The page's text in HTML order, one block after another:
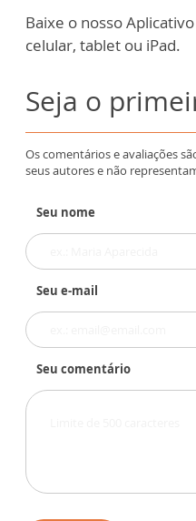
Baixe o nosso
celular, tablet ou iPad.
Seja o
Os comentários e avaliações
seus autores e não
Seu nome
Seu e-mail
Seu comentário